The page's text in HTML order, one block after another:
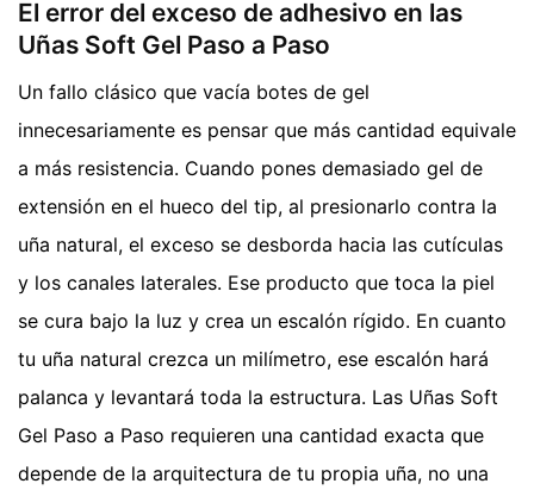
El error del exceso de adhesivo en las
Uñas Soft Gel Paso a Paso
Un fallo clásico que vacía botes de gel
innecesariamente es pensar que más cantidad equivale
a más resistencia. Cuando pones demasiado gel de
extensión en el hueco del tip, al presionarlo contra la
uña natural, el exceso se desborda hacia las cutículas
y los canales laterales. Ese producto que toca la piel
se cura bajo la luz y crea un escalón rígido. En cuanto
tu uña natural crezca un milímetro, ese escalón hará
palanca y levantará toda la estructura. Las Uñas Soft
Gel Paso a Paso requieren una cantidad exacta que
depende de la arquitectura de tu propia uña, no una